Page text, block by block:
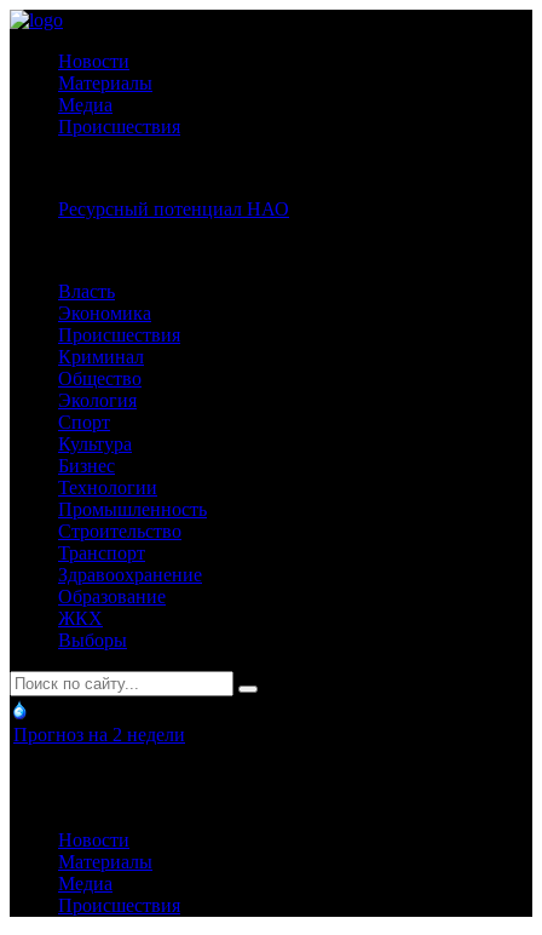
Новости
Материалы
Медиа
Происшествия
Ресурсный потенциал НАО
Власть
Экономика
Происшествия
Криминал
Общество
Экология
Спорт
Культура
Бизнес
Технологии
Промышленность
Строительство
Транспорт
Здравоохранение
Образование
ЖКХ
Выборы
Прогноз на 2 недели
Новости
Материалы
Медиа
Происшествия